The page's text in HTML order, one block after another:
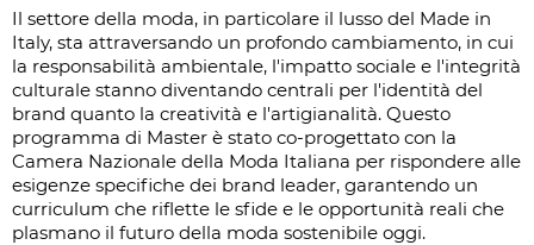
Il settore della moda, in particolare il lusso del Made in
Italy, sta attraversando un profondo cambiamento, in cui
la responsabilità ambientale, l'impatto sociale e l'integrità
culturale stanno diventando centrali per l'identità del
brand quanto la creatività e l'artigianalità. Questo
programma di Master è stato co-progettato con la
Camera Nazionale della Moda Italiana per rispondere alle
esigenze specifiche dei brand leader, garantendo un
curriculum che riflette le sfide e le opportunità reali che
plasmano il futuro della moda sostenibile oggi.